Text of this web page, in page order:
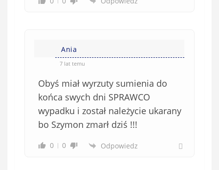
Ania
7 lat temu
Obyś miał wyrzuty sumienia do
końca swych dni SPRAWCO
wypadku i został należycie ukarany
bo Szymon zmarł dziś !!!
0 0 Odpowiedz